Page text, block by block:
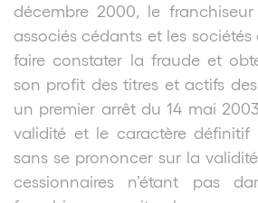
décembre 2000, le
associés cédants et les
faire constater la fraude et
son profit des titres et actifs
un premier arrêt du 14 mai
validité et le caractère définitif
sans se prononcer sur la
cessionnaires n’étant pas